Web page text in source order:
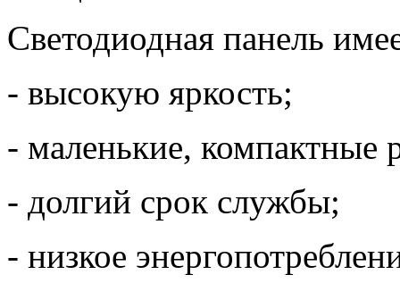
Светодиодная панель
- высокую яркость;
- маленькие, компактные
- долгий срок службы;
- низкое